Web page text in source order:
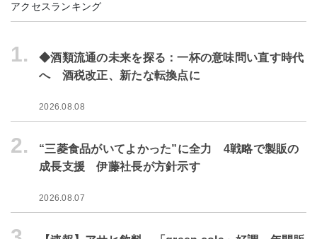
アクセスランキング
1.
◆酒類流通の未来を探る：一杯の意味問い直す時代
へ 酒税改正、新たな転換点に
2026.08.08
2.
“三菱食品がいてよかった”に全力 4戦略で製販の
成長支援 伊藤社長が方針示す
2026.08.07